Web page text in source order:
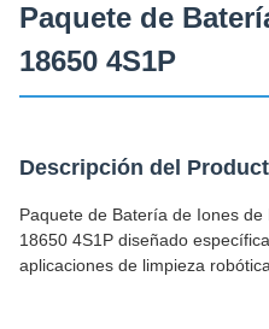
Paquete de
18650 4S1P
Descripción del
Paquete de Batería de Iones
18650 4S1P diseñado
aplicaciones de limpieza robótica.